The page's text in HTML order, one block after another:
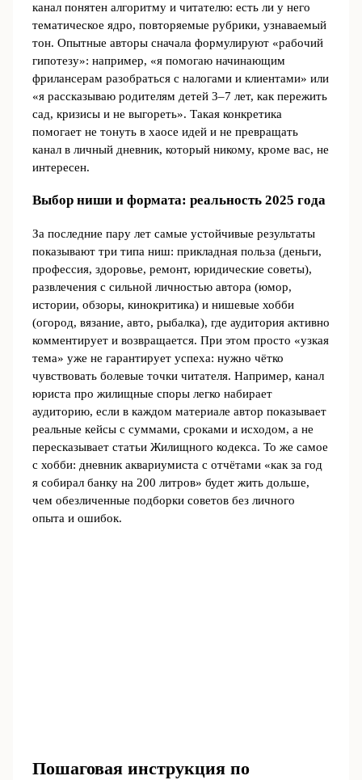
канал понятен алгоритму и читателю: есть ли у него
тематическое ядро, повторяемые рубрики, узнаваемый
тон. Опытные авторы сначала формулируют «рабочий
гипотезу»: например, «я помогаю начинающим
фрилансерам разобраться с налогами и клиентами» или
«я рассказываю родителям детей 3–7 лет, как пережить
сад, кризисы и не выгореть». Такая конкретика
помогает не тонуть в хаосе идей и не превращать
канал в личный дневник, который никому, кроме вас, не
интересен.
Выбор ниши и формата: реальность 2025 года
За последние пару лет самые устойчивые результаты
показывают три типа ниш: прикладная польза (деньги,
профессия, здоровье, ремонт, юридические советы),
развлечения с сильной личностью автора (юмор,
истории, обзоры, кинокритика) и нишевые хобби
(огород, вязание, авто, рыбалка), где аудитория активно
комментирует и возвращается. При этом просто «узкая
тема» уже не гарантирует успеха: нужно чётко
чувствовать болевые точки читателя. Например, канал
юриста про жилищные споры легко набирает
аудиторию, если в каждом материале автор показывает
реальные кейсы с суммами, сроками и исходом, а не
пересказывает статьи Жилищного кодекса. То же самое
с хобби: дневник аквариумиста с отчётами «как за год
я собирал банку на 200 литров» будет жить дольше,
чем обезличенные подборки советов без личного
опыта и ошибок.
Пошаговая инструкция по